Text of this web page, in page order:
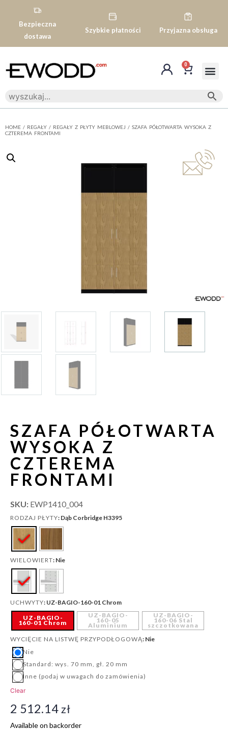
Bezpieczna
dostawa
Szybkie płatności Przyjazna obsługa
0
HOME / REGAŁY / REGAŁY Z PŁYTY MEBLOWEJ / SZAFA PÓŁOTWARTA WYSOKA Z
CZTEREMA FRONTAMI
SZAFA PÓŁOTWARTA
WYSOKA Z
CZTEREMA
FRONTAMI
SKU: EWP1410_004
RODZAJ PŁYTY: Dąb Corbridge H3395
WIELOWIERT: Nie
UCHWYTY: UZ-BAGIO-160-01 Chrom
UZ-BAGIO-
160-01 Chrom
UZ-BAGIO-
160-05
Aluminium
UZ-BAGIO-
160-06 Stal
szczotkowana
WYCIĘCIE NA LISTWĘ PRZYPODŁOGOWĄ: Nie
Nie
Standard: wys. 70 mm, gł. 20 mm
Inne (podaj w uwagach do zamówienia)
Clear
2 512.14zł
Available on backorder